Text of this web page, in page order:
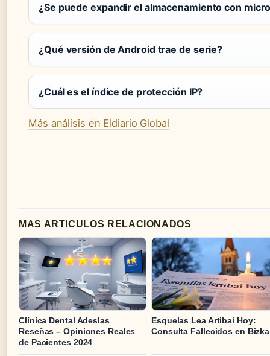
¿Se puede expandir el almacenamiento con
¿Qué versión de Android trae de serie?
¿Cuál es el índice de protección IP?
Más análisis en Eldiario Global
MAS ARTICULOS RELACIONADOS
Clínica Dental Adeslas
Reseñas – Opiniones Reales
de Pacientes 2024
Esquelas Lea Artibai Hoy:
Consulta Fallecidos en